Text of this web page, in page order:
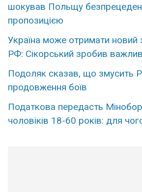
шокував Польщу
пропозицією
Україна може отримати новий
РФ: Сікорський зробив
Подоляк сказав, що змусить
продовження боїв
Податкова передасть
чоловіків 18-60 років: для